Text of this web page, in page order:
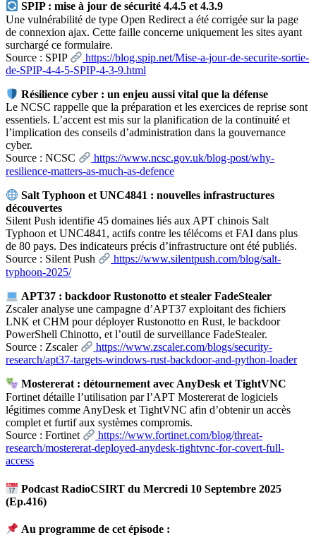
SPIP : mise à jour de sécurité 4.4.5 et 4.3.9
Une vulnérabilité de type Open Redirect a été corrigée sur la page
de connexion ajax. Cette faille concerne uniquement les sites ayant
surchargé ce formulaire.
Source : SPIP
https://blog.spip.net/Mise-a-jour-de-securite-sortie-
de-SPIP-4-4-5-SPIP-4-3-9.html
Résilience cyber : un enjeu aussi vital que la défense
Le NCSC rappelle que la préparation et les exercices de reprise sont
essentiels. L’accent est mis sur la planification de la continuité et
l’implication des conseils d’administration dans la gouvernance
cyber.
Source : NCSC
https://www.ncsc.gov.uk/blog-post/why-
resilience-matters-as-much-as-defence
Salt Typhoon et UNC4841 : nouvelles infrastructures
découvertes
Silent Push identifie 45 domaines liés aux APT chinois Salt
Typhoon et UNC4841, actifs contre les télécoms et FAI dans plus
de 80 pays. Des indicateurs précis d’infrastructure ont été publiés.
Source : Silent Push
https://www.silentpush.com/blog/salt-
typhoon-2025/
APT37 : backdoor Rustonotto et stealer FadeStealer
Zscaler analyse une campagne d’APT37 exploitant des fichiers
LNK et CHM pour déployer Rustonotto en Rust, le backdoor
PowerShell Chinotto, et l’outil de surveillance FadeStealer.
Source : Zscaler
https://www.zscaler.com/blogs/security-
research/apt37-targets-windows-rust-backdoor-and-python-loader
Mostererat : détournement avec AnyDesk et TightVNC
Fortinet détaille l’utilisation par l’APT Mostererat de logiciels
légitimes comme AnyDesk et TightVNC afin d’obtenir un accès
complet et furtif aux systèmes compromis.
Source : Fortinet
https://www.fortinet.com/blog/threat-
research/mostererat-deployed-anydesk-tightvnc-for-covert-full-
access
Podcast RadioCSIRT du Mercredi 10 Septembre 2025
(Ep.416)
Au programme de cet épisode :